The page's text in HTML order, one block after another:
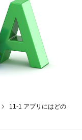
11-1 アプリにはどの